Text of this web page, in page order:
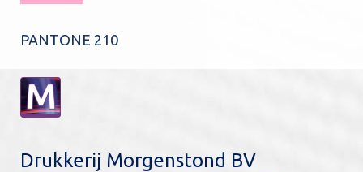
PANTONE 210
Drukkerij Morgenstond BV